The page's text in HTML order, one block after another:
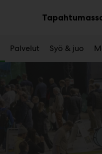
Main
Palvelut Syö & juo